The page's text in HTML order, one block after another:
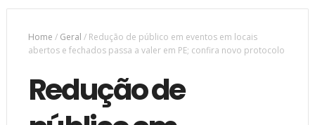
Home / Geral / Redução de público em eventos em locais
abertos e fechados passa a valer em PE; confira novo protocolo
Redução de